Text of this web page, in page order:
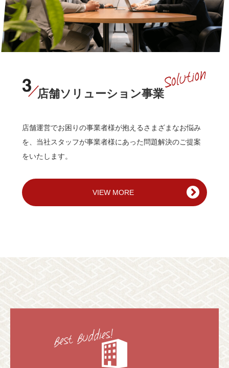
店舗ソリューション事業
店舗運営でお困りの事業者様が抱えるさまざまなお悩み
を、当社スタッフが事業者様にあった問題解決のご提案
をいたします。
VIEW MORE